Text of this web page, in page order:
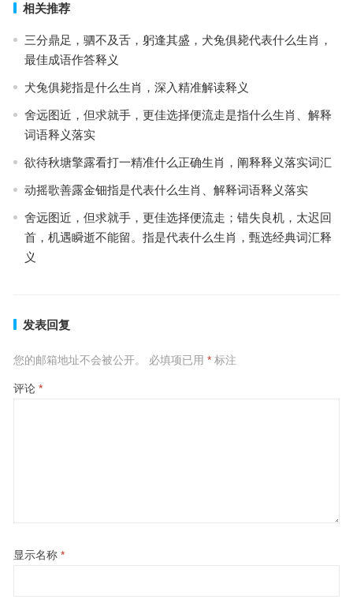
相关推荐
三分鼎足，驷不及舌，躬逢其盛，犬兔俱毙代表什么生肖，
最佳成语作答释义
犬兔俱毙指是什么生肖，深入精准解读释义
舍远图近，但求就手，更佳选择便流走是指什么生肖、解释
词语释义落实
欲待秋塘擎露看打一精准什么正确生肖，阐释释义落实词汇
动摇歌善露金钿指是代表什么生肖、解释词语释义落实
舍远图近，但求就手，更佳选择便流走；错失良机，太迟回
首，机遇瞬逝不能留。指是代表什么生肖，甄选经典词汇释
义
发表回复
您的邮箱地址不会被公开。 必填项已用 *标注
评论 *
显示名称 *